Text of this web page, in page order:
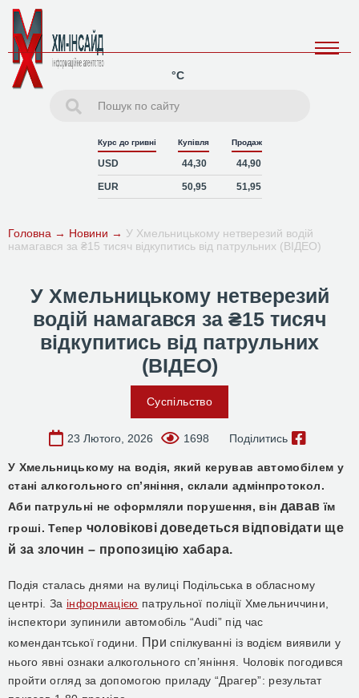
°C
Курс до гривні Купівля Продаж
USD 44,30 44,90
EUR 50,95 51,95
Головна → Новини → У Хмельницькому нетверезий водій
намагався за ₴15 тисяч відкупитись від патрульних (ВІДЕО)
У Хмельницькому нетверезий
водій намагався за ₴15 тисяч
відкупитись від патрульних
(ВІДЕО)
Суспільство
23 Лютого, 2026 1698 Поділитись
У Хмельницькому на водія, який керував автомобілем у
стані алкогольного сп’яніння, склали адмінпротокол.
Аби патрульні не оформляли порушення, він давав їм
гроші. Тепер чоловікові доведеться відповідати ще
й за злочин – пропозицію хабара.
Подія сталась днями на вулиці Подільська в обласному
центрі. За інформацією патрульної поліції Хмельниччини,
інспектори зупинили автомобіль “Audi” під час
комендантської години.
Приспілкуванні із водієм виявили у
нього явні ознаки алкогольного сп’яніння. Чоловік погодився
пройти огляд за допомогою приладу “Драгер”: результат